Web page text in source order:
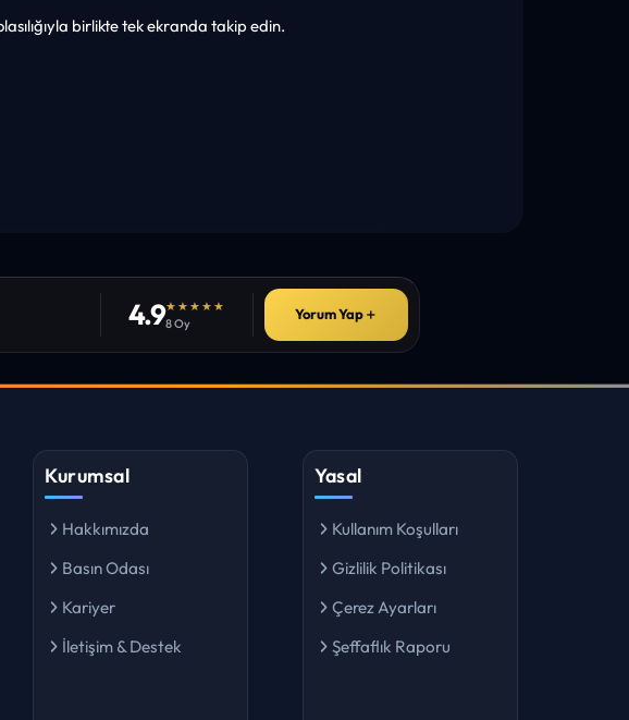
birlikte tek ekranda takip edin.
4.9★★★★★
8 Oy
Yorum Yap＋
Kurumsal
Kariyer
İletişim & Destek
Yasal
Kullanım Koşulları
Çerez Ayarları
Şeffaflık Raporu